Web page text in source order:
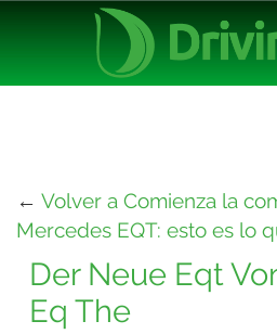
← Volver a Comienza la
Mercedes EQT: esto es lo
Der Neue Eqt
Eq The